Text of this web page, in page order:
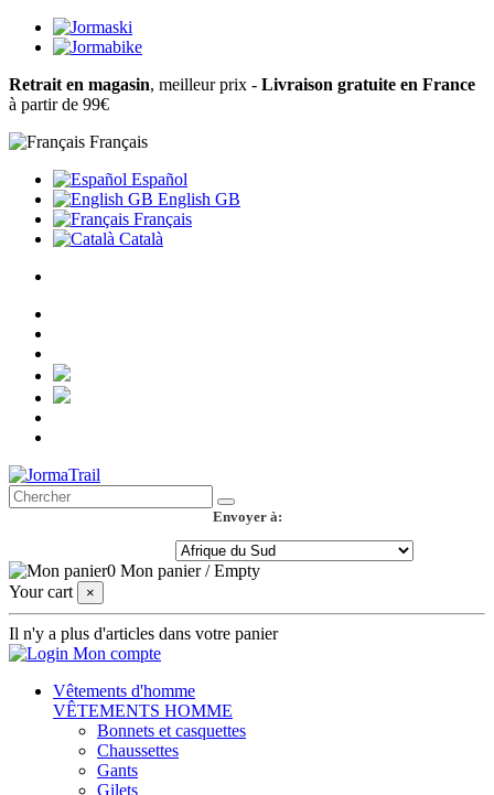
Retrait en magasin, meilleur prix - Livraison gratuite en France
à partir de 99€
Français
Español
English GB
Français
Català
Envoyer à:
0 Mon panier /Empty
Your cart
×
Il n'y a plus d'articles dans votre panier
Mon compte
Vêtements d'homme
VÊTEMENTS HOMME
Bonnets et casquettes
Chaussettes
Gants
Gilets